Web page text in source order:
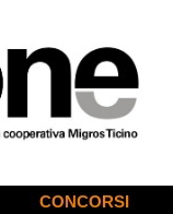
CONCORSI